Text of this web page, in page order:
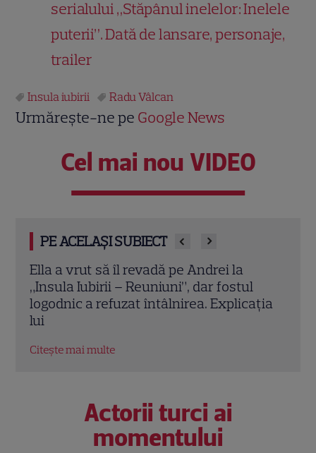
serialului „Stăpânul inelelor: Inelele
puterii”. Dată de lansare, personaje,
trailer
Insula iubirii Radu Vâlcan
Urmărește-ne pe Google News
Cel mai nou VIDEO
PE ACELAȘI SUBIECT
Insula Iubirii – Reuniuni, 23 iulie 2026.
Marea premieră la Antena 1 și
AntenaPLAY. Ce foste cupluri și ispite
revin în fața lui Radu Vâlcan
Citește mai multe
Actorii turci ai
momentului